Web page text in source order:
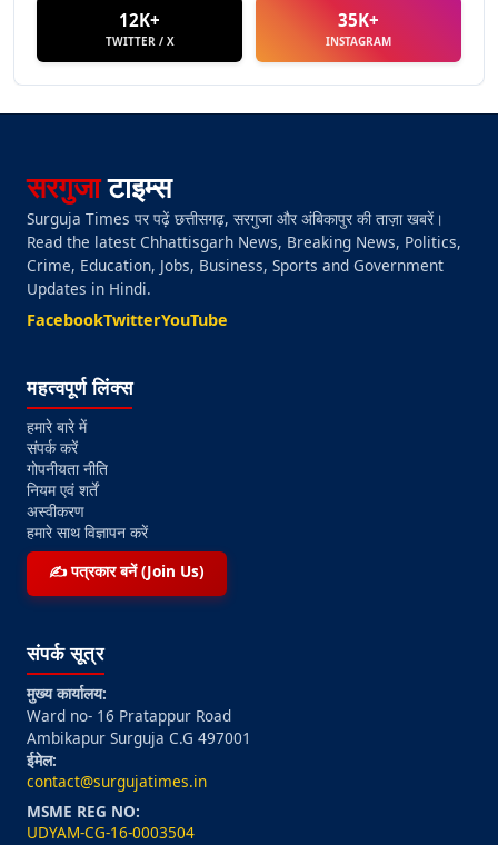
12K+
TWITTER / X
35K+
INSTAGRAM
सरगुजाटाइम्स
Surguja Times पर पढ़ें छत्तीसगढ़, सरगुजा और अंबिकापुर की ताज़ा खबरें।
Read the latest Chhattisgarh News, Breaking News, Politics,
Crime, Education, Jobs, Business, Sports and Government
Updates in Hindi.
FacebookTwitterYouTube
महत्वपूर्ण लिंक्स
हमारे बारे में
संपर्क करें
गोपनीयता नीति
नियम एवं शर्तें
अस्वीकरण
हमारे साथ विज्ञापन करें
✍️ पत्रकार बनें (Join Us)
संपर्क सूत्र
मुख्य कार्यालय:
Ward no- 16 Pratappur Road
Ambikapur Surguja C.G 497001
ईमेल:
contact@surgujatimes.in
MSME REG NO:
UDYAM-CG-16-0003504